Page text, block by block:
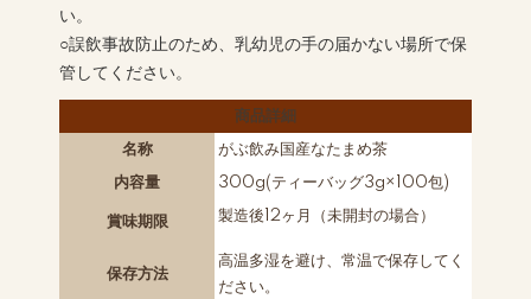
い。
○誤飲事故防止のため、乳幼児の手の届かない場所で保
管してください。
商品詳細
名称
がぶ飲み国産なたまめ茶
内容量
300g(ティーバッグ3g×100包)
賞味期限 製造後12ヶ月（未開封の場合）
保存方法
高温多湿を避け、常温で保存してく
ださい。